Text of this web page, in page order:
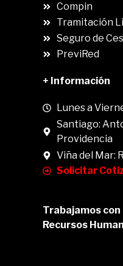
Compin
Tramitación
Seguro de
PreviRed
+ Información
Lunes a
Santiago:
Providencia
Viña del Mar:
Solicitar
Trabajamos
Recursos